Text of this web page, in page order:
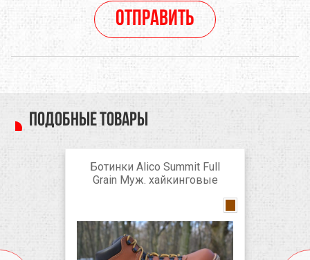
Отправить
Подобные товары
Ботинки Alico Summit Full
Grain Муж. хайкинговые